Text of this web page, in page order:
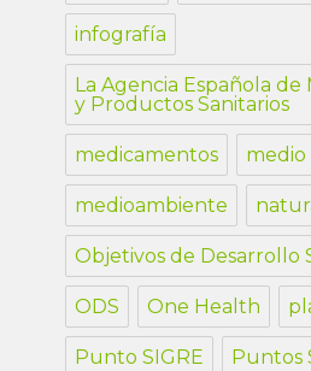
infografía
La Agencia Española
y Productos Sanitarios
medicamentos
medioambiente
Objetivos de Desarrollo
ODS One Health
Punto SIGRE Puntos